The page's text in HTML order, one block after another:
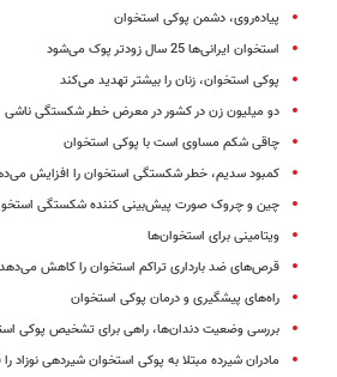
پیاده‌روی، دشمن پوکی استخوان
استخوان ایرانی‌ها 25 سال زودتر پوک می‌شود
پوکی استخوان، زنان را بیشتر تهدید می‌کند
دو میلیون زن در کشور در معرض خطر شکستگی ناشی از
چاقی شکم مساوی است با پوکی استخوان
کمبود سدیم، خطر شکستگی استخوان را افزایش
چین و چروک صورت پیش‌بینی کننده شکستگی
ویتامینی برای استخوان‌ها
قرص‌های ضد بارداری تراکم استخوان را کاهش می‌دهد
راه‌های پیشگیری و درمان پوکی استخوان
بررسی وضعیت دندان‌ها، راهی برای تشخیص پوکی
مادران شیرده مبتلا به پوکی استخوان شیردهی نوزاد